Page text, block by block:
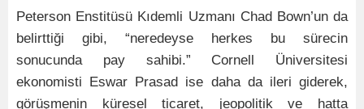
Peterson Enstitüsü Kıdemli Uzmanı Chad Bown’un da
belirttiği gibi, “neredeyse herkes bu sürecin
sonucunda pay sahibi.” Cornell Üniversitesi
ekonomisti Eswar Prasad ise daha da ileri giderek,
görüşmenin küresel ticaret, jeopolitik ve hatta